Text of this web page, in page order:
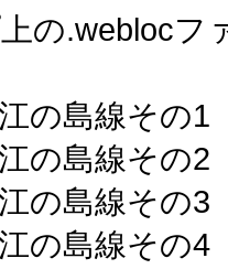
の.weblocフ
の島線その
の島線その
の島線その
の島線その